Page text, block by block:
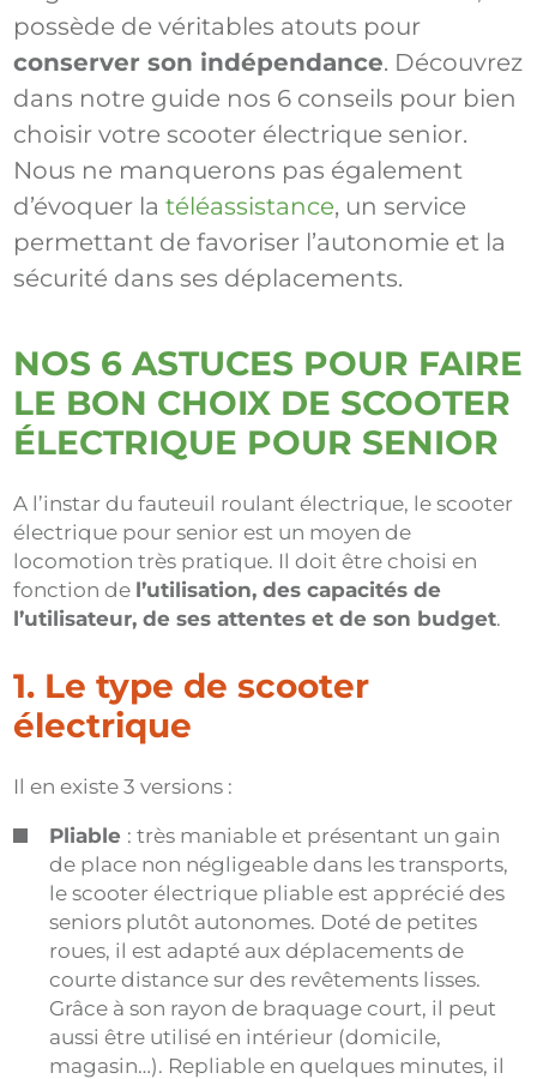
possède de véritables atouts pour
conserver son indépendance. Découvrez
dans notre guide nos 6 conseils pour bien
choisir votre scooter électrique senior.
Nous ne manquerons pas également
d’évoquer latéléassistance, un service
permettant de favoriser l’autonomie et la
sécurité dans ses déplacements.
NOS 6 ASTUCES POUR FAIRE
LE BON CHOIX DE SCOOTER
ÉLECTRIQUE POUR SENIOR
A l’instar du fauteuil roulant électrique, le scooter
électrique pour senior est un moyen de
locomotion très pratique. Il doit être choisi en
fonction de l’utilisation, des capacités de
l’utilisateur, de ses attentes et de son budget.
1. Le type de scooter
électrique
Il en existe 3 versions :
Pliable : très maniable et présentant un gain
de place non négligeable dans les transports,
le scooter électrique pliable est apprécié des
seniors plutôt autonomes. Doté de petites
roues, il est adapté aux déplacements de
courte distance sur des revêtements lisses.
Grâce à son rayon de braquage court, il peut
aussi être utilisé en intérieur (domicile,
magasin…). Repliable en quelques minutes, il